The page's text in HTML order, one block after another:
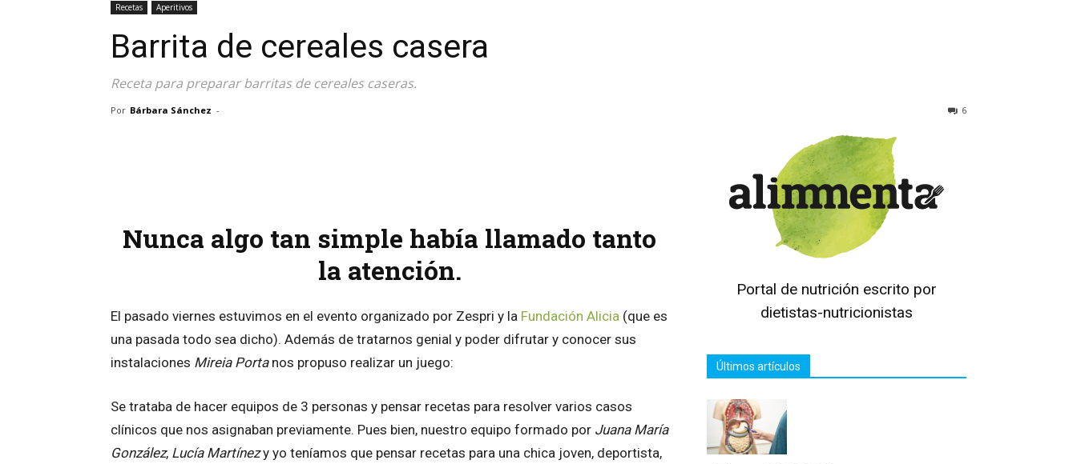
Recetas Aperitivos
Barrita de cereales casera
Receta para preparar barritas de cereales caseras.
Por Bárbara Sánchez - 6
Nunca algo tan simple había llamado tanto
la atención.
El pasado viernes estuvimos en el evento organizado por Zespri y la Fundación Alicia (que es
una pasada todo sea dicho). Además de tratarnos genial y poder difrutar y conocer sus
instalaciones Mireia Portanos propuso realizar un juego:
Se trataba de hacer equipos de 3 personas y pensar recetas para resolver varios casos
clínicos que nos asignaban previamente. Pues bien, nuestro equipo formado por Juana María
González, Lucía Martínezy yo teníamos que pensar recetas para una chica joven, deportista,
Portal de nutrición escrito por
dietistas-nutricionistas
Últimos artículos